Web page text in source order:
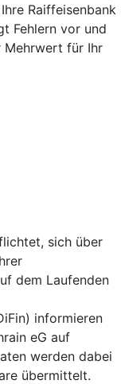
Raiffeisenbank
Fehlern vor und
Mehrwert für Ihr
sich über
dem Laufenden
informieren
eG auf
werden dabei
übermittelt.